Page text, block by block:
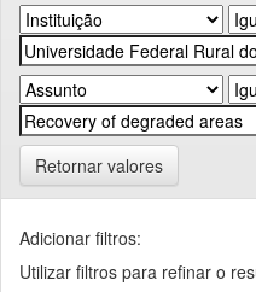
Retornar valores
Adicionar filtros:
Utilizar filtros para refinar o